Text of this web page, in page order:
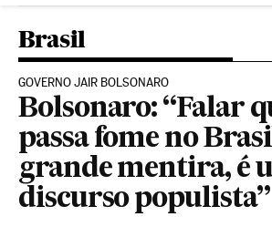
Brasil
GOVERNO JAIR BOLSONARO
Bolsonaro: “Falar
passa fome no
grande mentira, é
discurso populista”